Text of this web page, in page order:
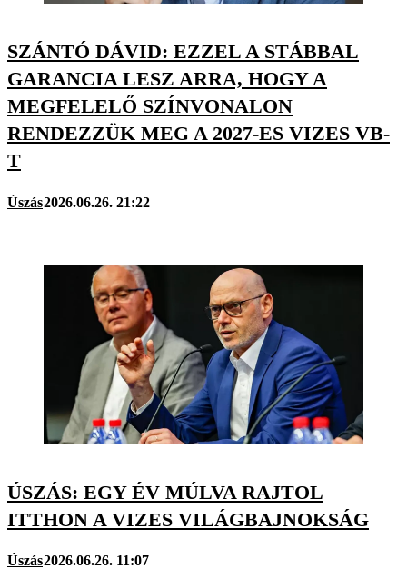
SZÁNTÓ DÁVID: EZZEL A STÁBBAL
GARANCIA LESZ ARRA, HOGY A
MEGFELELŐ SZÍNVONALON
RENDEZZÜK MEG A 2027-ES VIZES VB-
T
Úszás2026.06.26. 21:22
ÚSZÁS: EGY ÉV MÚLVA RAJTOL
ITTHON A VIZES VILÁGBAJNOKSÁG
Úszás2026.06.26. 11:07